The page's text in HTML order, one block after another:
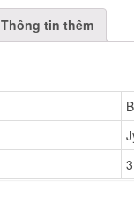
Thông tin thêm